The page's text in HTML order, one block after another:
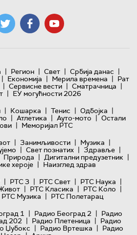
| Регион | Свет | Србија данас |
| Економија | Мерила времена | Рат
| Сервисне вести | Сматрачница |
| ЕУ могућности 2026
| Кошарка | Тенис | Одбојка |
| Атлетика | Ауто-мото | Остали
| Меморијал РТС
| Занимљивости | Музика |
| Свет познатих | Здравље |
Природа | Дигитални предузетник |
хероје | Наизглед здрав
| РТС 3 | РТС Свет | РТС Наука |
| РТС Класика | РТС Коло |
РТС Музика | РТС Полетарац
1 | Радио Београд 2 | Радио
202 | Радио Плетеница | Радио
Џубокс | Радио Вртешка | Радио